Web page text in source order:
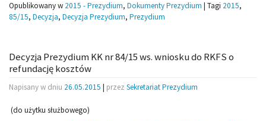
Opublikowany w 2015 - Prezydium, Dokumenty Prezydium | Tagi 2015,
85/15, Decyzja, Decyzja Prezydium, Prezydium
Decyzja Prezydium KK nr 84/15 ws. wniosku do RKFS o
refundację kosztów
Napisany w dniu 26.05.2015 | przez Sekretariat Prezydium
(do użytku służbowego)